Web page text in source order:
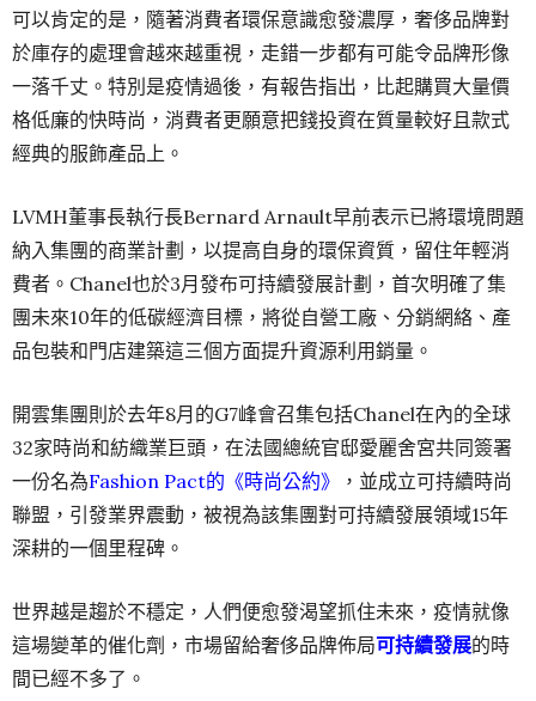
可以肯定的是，隨著消費者環保意識愈發濃厚，奢侈品牌對
於庫存的處理會越來越重視，走錯一步都有可能令品牌形像
一落千丈。特別是疫情過後，有報告指出，比起購買大量價
格低廉的快時尚，消費者更願意把錢投資在質量較好且款式
經典的服飾產品上。
LVMH董事長執行長Bernard Arnault早前表示已將環境問題
納入集團的商業計劃，以提高自身的環保資質，留住年輕消
費者。Chanel也於3月發布可持續發展計劃，首次明確了集
團未來10年的低碳經濟目標，將從自營工廠、分銷網絡、產
品包裝和門店建築這三個方面提升資源利用銷量。
開雲集團則於去年8月的G7峰會召集包括Chanel在內的全球
32家時尚和紡織業巨頭，在法國總統官邸愛麗舍宮共同簽署
一份名為Fashion Pact的《時尚公約》
，並成立可持續時尚
聯盟，引發業界震動，被視為該集團對可持續發展領域15年
深耕的一個里程碑。
世界越是趨於不穩定，人們便愈發渴望抓住未來，疫情就像
這場變革的催化劑，市場留給奢侈品牌佈局可持續發展的時
間已經不多了。